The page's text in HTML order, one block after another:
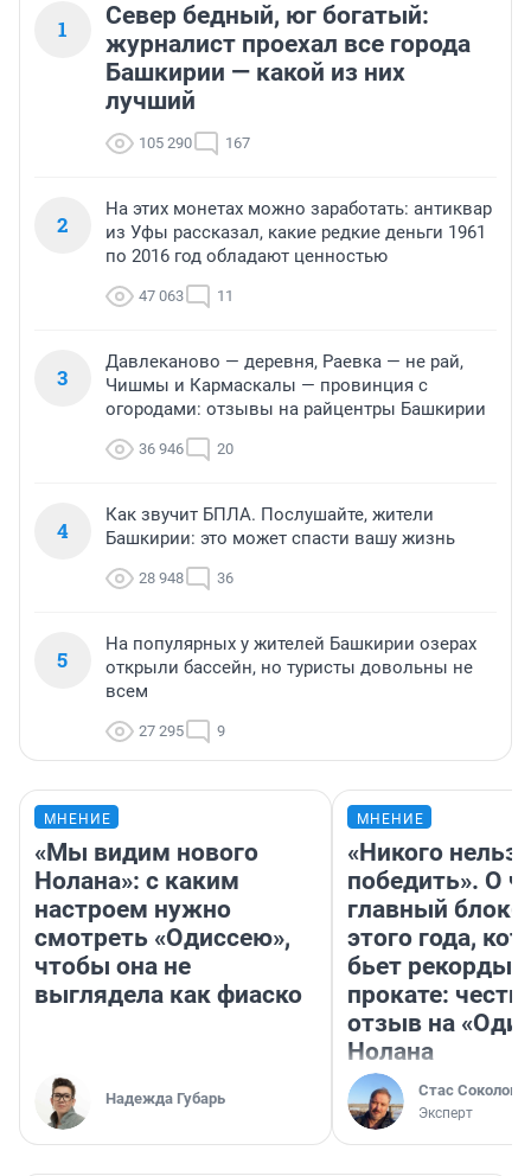
1
Север бедный, юг богатый:
журналист проехал все города
Башкирии — какой из них
лучший
105 290 167
2
На этих монетах можно заработать: антиквар
из Уфы рассказал, какие редкие деньги 1961
по 2016 год обладают ценностью
47 063 11
3
Давлеканово — деревня, Раевка — не рай,
Чишмы и Кармаскалы — провинция с
огородами: отзывы на райцентры Башкирии
36 946 20
4
Как звучит БПЛА. Послушайте, жители
Башкирии: это может спасти вашу жизнь
28 948 36
5
На популярных у жителей Башкирии озерах
открыли бассейн, но туристы довольны не
всем
27 295 9
МНЕНИЕ
«Мы видим нового
Нолана»: с каким
настроем нужно
смотреть «Одиссею»,
чтобы она не
выглядела как фиаско
Надежда Губарь
МНЕНИЕ
«Никого нельзя
победить». О
главный
этого года,
бьет рекорды в
прокате:
отзыв на
Нолана
Стас Соколов
Эксперт